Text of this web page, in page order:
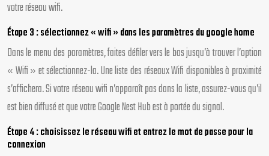
votre réseau wifi.
Étape 3 : sélectionnez « wifi » dans les paramètres du google home
Dans le menu des paramètres, faites défiler vers le bas jusqu’à trouver l’option
« Wifi » et sélectionnez-la. Une liste des réseaux Wifi disponibles à proximité
s’affichera. Si votre réseau wifi n’apparaît pas dans la liste, assurez-vous qu’il
est bien diffusé et que votre Google Nest Hub est à portée du signal.
Étape 4 : choisissez le réseau wifi et entrez le mot de passe pour la
connexion